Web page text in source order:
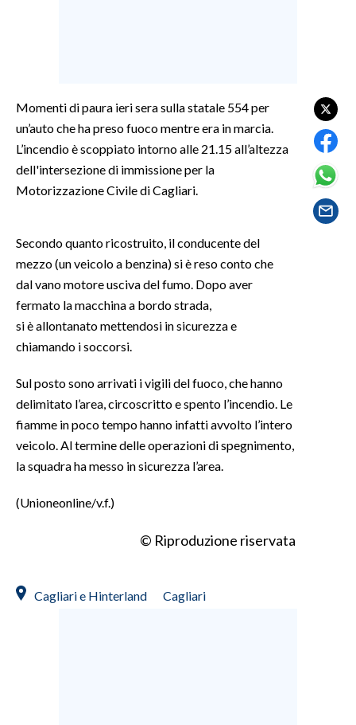
SPETTACOLI
SARDEGNA TURISMO
NOTIZIE
EVENTI
3 MINUTI CON
INSULARITÀ
ABBONATI
SPIAGGE
Momenti di paura ieri sera sulla statale 554 per
un’auto che ha preso fuoco mentre era in marcia.
L’incendio è scoppiato intorno alle 21.15 all’altezza
dell'intersezione di immissione per la
Motorizzazione Civile di Cagliari.
Secondo quanto ricostruito, il conducente del
mezzo (un veicolo a benzina) si è reso conto che
dal vano motore usciva del fumo. Dopo aver
fermato la macchina a bordo strada,
si è allontanato mettendosi in sicurezza e
chiamando i soccorsi.
Sul posto sono arrivati i vigili del fuoco, che hanno
delimitato l’area, circoscritto e spento l’incendio. Le
fiamme in poco tempo hanno infatti avvolto l’intero
veicolo. Al termine delle operazioni di spegnimento,
la squadra ha messo in sicurezza l’area.
(Unioneonline/v.f.)
© Riproduzione riservata
Cagliari e Hinterland Cagliari